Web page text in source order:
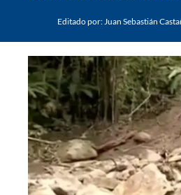
Editado por: Juan Sebastián